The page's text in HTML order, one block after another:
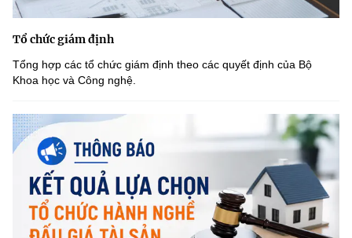
Tổ chức giám định
Tổng hợp các tổ chức giám định theo các quyết định của Bộ
Khoa học và Công nghệ.